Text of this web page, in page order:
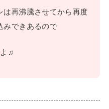
は再沸騰させてから再度
みできあるので
♬